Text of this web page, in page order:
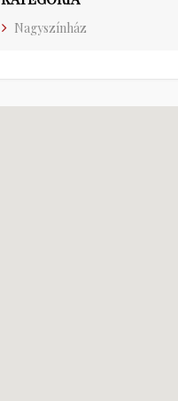
Nagyszínház